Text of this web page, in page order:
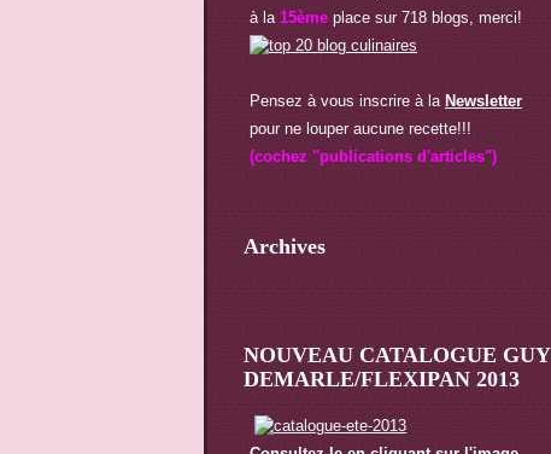
à la 15ème place sur 718 blogs, merci!
Pensez à vous inscrire à la Newsletter
pour ne louper aucune recette!!!
(cochez "publications d'articles")
Archives
NOUVEAU CATALOGUE GUY
DEMARLE/FLEXIPAN 2013